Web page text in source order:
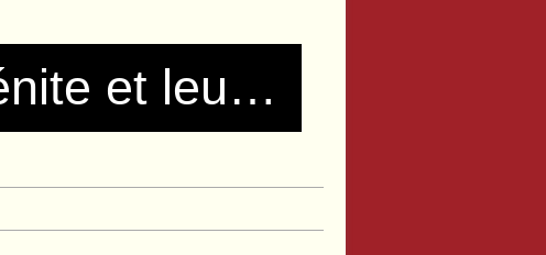
Les communistes de Pierre Bénite et leurs amis !